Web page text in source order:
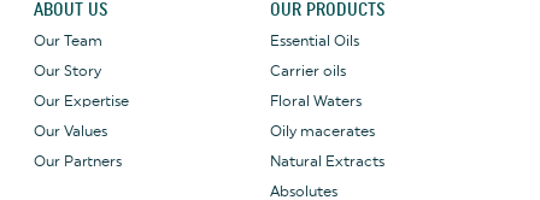
ABOUT US
Our Team
Our Story
Our Expertise
Our Values
Our Partners
OUR PRODUCTS
Essential Oils
Carrier oils
Floral Waters
Oily macerates
Natural Extracts
Absolutes